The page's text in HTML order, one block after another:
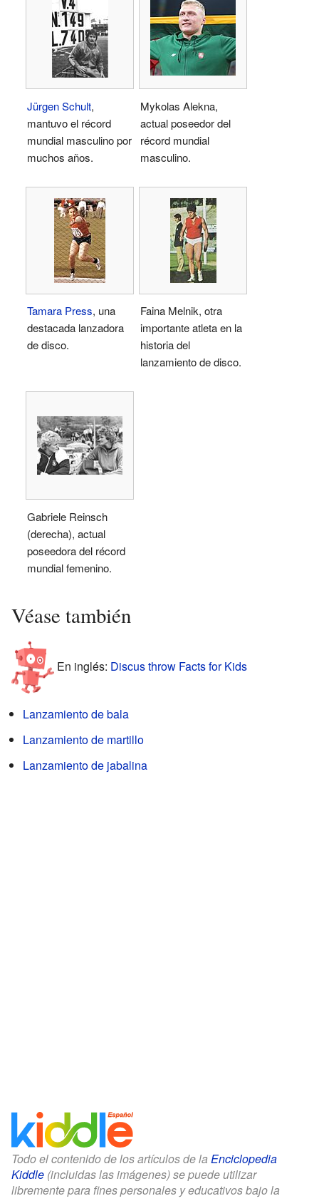
Jürgen Schult,
mantuvo el récord
mundial masculino por
muchos años.
Mykolas Alekna,
actual poseedor del
récord mundial
masculino.
Tamara Press, una
destacada lanzadora
de disco.
Faina Melnik, otra
importante atleta en la
historia del
lanzamiento de disco.
Gabriele Reinsch
(derecha), actual
poseedora del récord
mundial femenino.
Véase también
En inglés: Discus throw Facts for Kids
Lanzamiento de bala
Lanzamiento de martillo
Lanzamiento de jabalina
Todo el contenido de los artículos de la Enciclopedia
Kiddle (incluidas las imágenes) se puede utilizar
libremente para fines personales y educativos bajo la